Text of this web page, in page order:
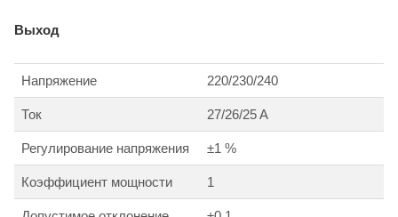
Выход
Напряжение 220/230/240
Ток 27/26/25 A
Регулирование напряжения ±1 %
Коэффициент мощности 1